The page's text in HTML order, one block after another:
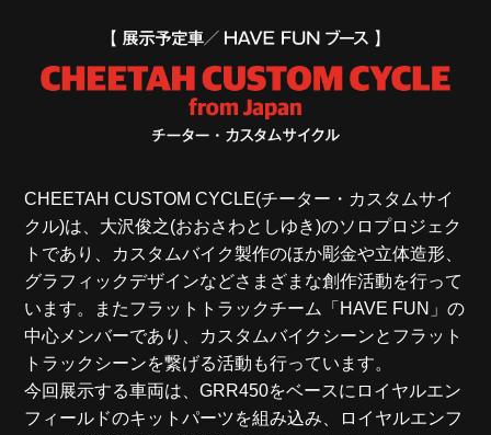
CHEETAH CUSTOM CYCLE(チーター・カスタムサイ
クル)は、大沢俊之(おおさわとしゆき)のソロプロジェク
トであり、カスタムバイク製作のほか彫金や立体造形、
グラフィックデザインなどさまざまな創作活動を行って
います。またフラットトラックチーム「HAVE FUN」の
中心メンバーであり、カスタムバイクシーンとフラット
トラックシーンを繋げる活動も行っています。
今回展示する車両は、GRR450をベースにロイヤルエン
フィールドのキットパーツを組み込み、ロイヤルエンフ